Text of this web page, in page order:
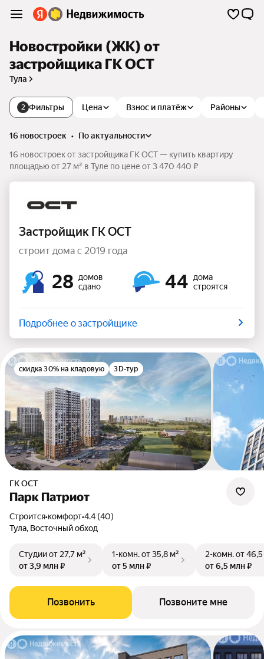
Новостройки (ЖК) от
застройщика ГК ОСТ
Тула
2 Фильтры Цена Взнос и платёж Районы
16 новостроек •
по актуальности
16 новостроек от застройщика ГК ОСТ — купить квартиру
площадью от 27 м² в Туле по цене от 3 470 440 ₽
Застройщик ГК ОСТ
строит дома с 2019 года
28
домов
сдано
44
дома
строятся
Подробнее о застройщике
скидка 30% на кладовую 3D-тур
ГК ОСТ
Парк Патриот
Строится•комфорт•4.4 (40)
Тула, Восточный обход
Студииот 27,7 м²
от 3,9 млн ₽
1-комн.от 35,8 м²
от 5 млн ₽
2-комн.от
от 6,5 млн ₽
Позвонить Позвоните мне